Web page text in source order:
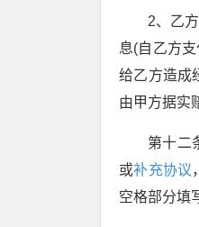
2、乙
息(自乙方
给乙方造成
由甲方据实
第十二
或补充协议
空格部分填